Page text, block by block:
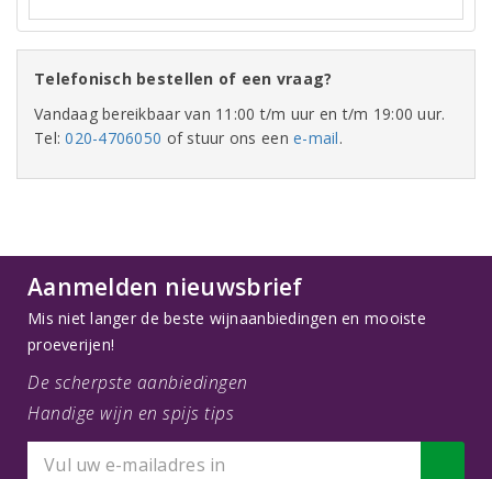
Telefonisch bestellen of een vraag?
Vandaag bereikbaar van 11:00 t/m uur en t/m 19:00 uur.
Tel:020-4706050 of stuur ons eene-mail.
Aanmelden nieuwsbrief
Mis niet langer de beste wijnaanbiedingen en mooiste
proeverijen!
De scherpste aanbiedingen
Handige wijn en spijs tips